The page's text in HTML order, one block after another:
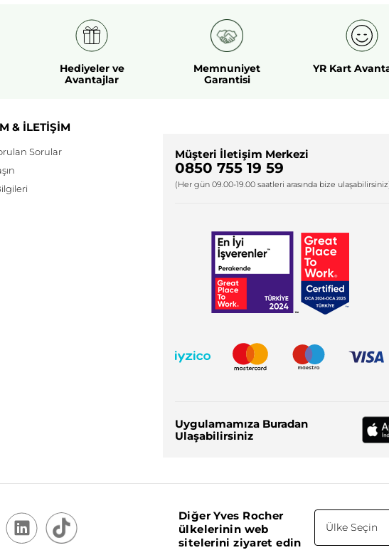
Hediyeler ve
Avantajlar
Memnuniyet
Garantisi
YR Kart
& İLETİŞİM
Sorular
Müşteri İletişim Merkezi
0850 755 19 59
(Her gün 09.00-19.00 saatleri arasında bize
Uygulamamıza Buradan
Ulaşabilirsiniz
Diğer Yves Rocher
ülkelerinin web
sitelerini ziyaret edin
Ülke Seçin